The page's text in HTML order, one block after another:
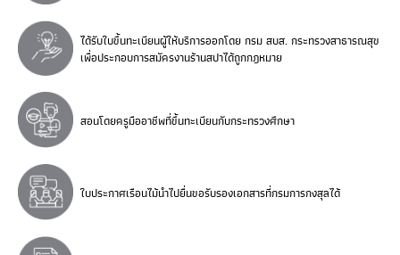
ได้รับใบขึ้นทะเบียนผู้ให้บริการออกโดย กรม สบส. กระทรวงสาธารณสุข
เพื่อประกอบการสมัครงานร้านสปาได้ถูกกฎหมาย
สอนโดยครูมืออาชีพที่ขึ้นทะเบียนกับกระทรวงศึกษา
ใบประกาศเรือนไม้นำไปยื่นขอรับรองเอกสารที่กรมการกงสุลได้